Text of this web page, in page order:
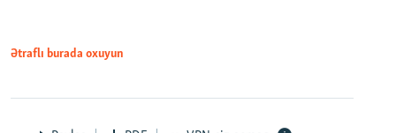
Ətraflı burada oxuyun